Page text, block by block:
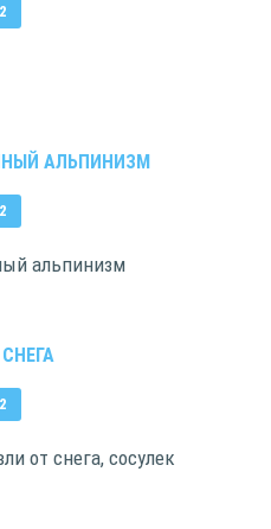
АЛЬПИНИЗМ
альпинизм
от снега, сосулек